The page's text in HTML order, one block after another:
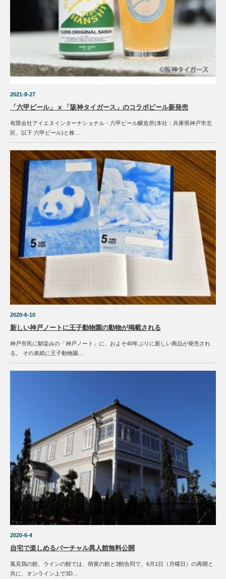
2021-8-27
「六甲ビール」 x 「阪神タイガース」のコラボビール新発売
有限会社アイエヌインターナショナル・六甲ビール醸造所(本社：兵庫県神戸市北
区、以下 六甲ビール)と株…
2020-6-10
新しい神戸ノートに王子動物園の動物が掲載される
神戸市民に馴染みの「神戸ノート」に、およそ40年ぶりに新しい商品が発売され
る。 その表紙に王子動物園…
2020-6-4
自宅で楽しめるバーチャル異人館無料公開
風見鶏の館、ラインの館では、萌黄の館と3館合同で、6月1日（月曜日）の再開と
共に、オンライン上で3D…